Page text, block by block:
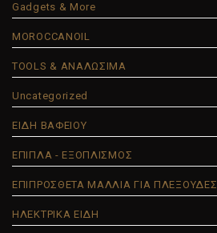
Gadgets & More
MOROCCANOIL
TOOLS & ΑΝΑΛΩΣΙΜΑ
Uncategorized
ΕΙΔΗ ΒΑΦΕΙΟΥ
ΕΠΙΠΛΑ - ΕΞΟΠΛΙΣΜΟΣ
ΕΠΙΠΡΟΣΘΕΤΑ ΜΑΛΛΙΑ ΓΙΑ ΠΛΕΞΟΥΔΕΣ
ΗΛΕΚΤΡΙΚΑ ΕΙΔΗ